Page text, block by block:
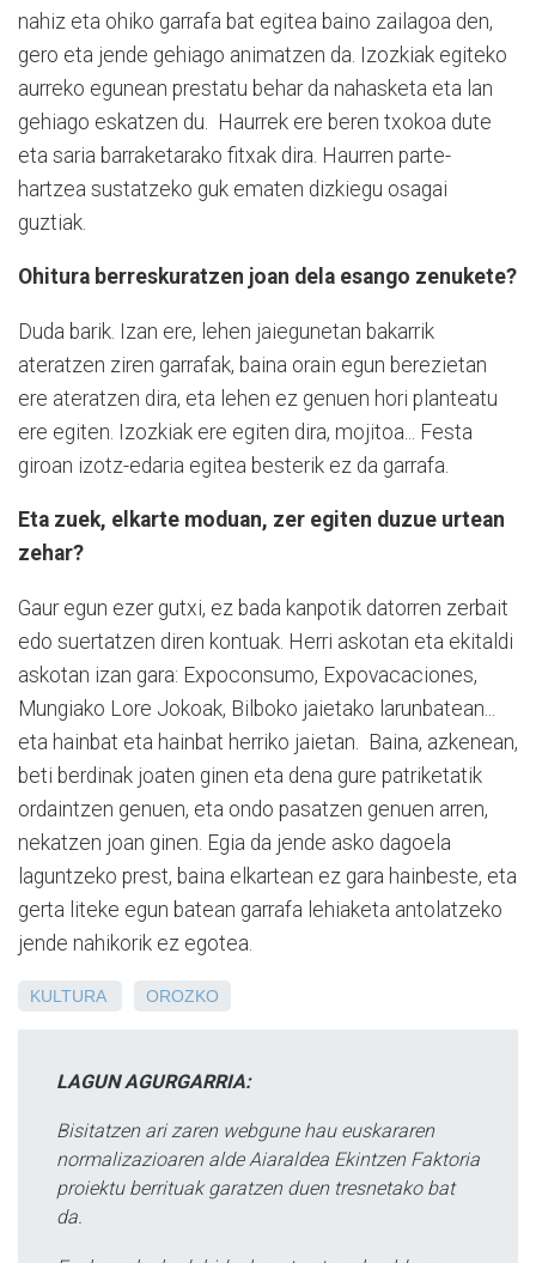
nahiz eta ohiko garrafa bat egitea baino zailagoa den,
gero eta jende gehiago animatzen da. Izozkiak egiteko
aurreko egunean prestatu behar da nahasketa eta lan
gehiago eskatzen du. Haurrek ere beren txokoa dute
eta saria barraketarako fitxak dira. Haurren parte-
hartzea sustatzeko guk ematen dizkiegu osagai
guztiak.
Ohitura berreskuratzen joan dela esango zenukete?
Duda barik. Izan ere, lehen jaiegunetan bakarrik
ateratzen ziren garrafak, baina orain egun berezietan
ere ateratzen dira, eta lehen ez genuen hori planteatu
ere egiten. Izozkiak ere egiten dira, mojitoa... Festa
giroan izotz-edaria egitea besterik ez da garrafa.
Eta zuek, elkarte moduan, zer egiten duzue urtean
zehar?
Gaur egun ezer gutxi, ez bada kanpotik datorren zerbait
edo suertatzen diren kontuak. Herri askotan eta ekitaldi
askotan izan gara: Expoconsumo, Expovacaciones,
Mungiako Lore Jokoak, Bilboko jaietako larunbatean...
eta hainbat eta hainbat herriko jaietan. Baina, azkenean,
beti berdinak joaten ginen eta dena gure patriketatik
ordaintzen genuen, eta ondo pasatzen genuen arren,
nekatzen joan ginen. Egia da jende asko dagoela
laguntzeko prest, baina elkartean ez gara hainbeste, eta
gerta liteke egun batean garrafa lehiaketa antolatzeko
jende nahikorik ez egotea.
KULTURA OROZKO
LAGUN AGURGARRIA:
Bisitatzen ari zaren webgune hau euskararen
normalizazioaren alde Aiaraldea Ekintzen Faktoria
proiektu berrituak garatzen duen tresnetako bat
da.